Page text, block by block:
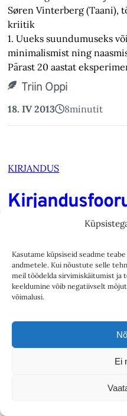
Kasutame küpsiseid seadme
andmetele. Kui nõustute selle
meil töödelda sirvimiskäitumist ja
keeldumine võib negatiivselt
võimalusi.
Ei
Søren Vinterberg (Taani),
kriitik
1. Uueks suundumuseks
minimalismist ning
Pärast 20 aastat
Triin Oppi
18. IV 2013 8minutit
KIRJANDUS
ajal toimus
raames kaheksa riigi
kus keskenduti Põhja- ja
arengusuundadele ja
Katarina Gäddnäs,
lennukis raamatut. Ta
lugemist kaasa ei võtnud,
ka põnev. Korraga